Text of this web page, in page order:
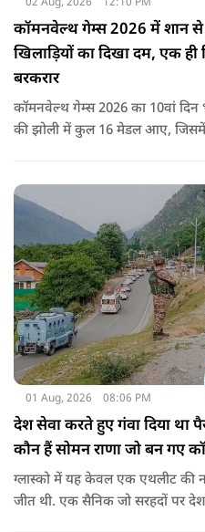
कॉमनवेल्थ गेम्स 2026 में शान से
खिलाड़ियों का दिखा दम, एक ही
बरकरार
कॉमनवेल्थ गेम्स 2026 का 10वां दिन
की झोली में कुल 16 मेडल आए, जिसमें
01 Aug, 2026 08:06 PM
देश सेवा करते हुए गंवा दिया था
कौन हैं सोमन राणा जो बन गए
ग्लास्को में यह केवल एक एथलीट की
जीत थी. एक सैनिक जो सरहदों पर